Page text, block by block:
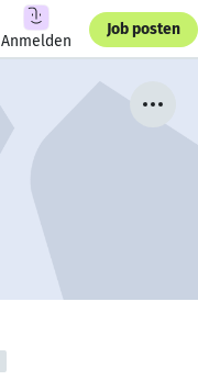
Anmelden
Job posten